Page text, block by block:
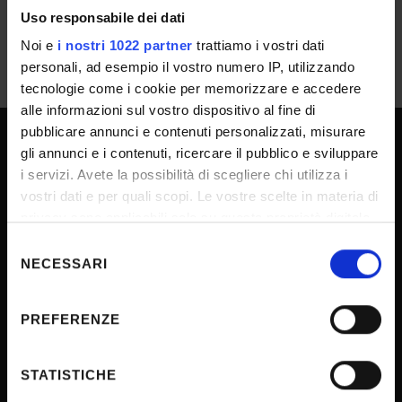
Uso responsabile dei dati
Noi e i nostri 1022 partner trattiamo i vostri dati
personali, ad esempio il vostro numero IP, utilizzando
tecnologie come i cookie per memorizzare e accedere
alle informazioni sul vostro dispositivo al fine di
pubblicare annunci e contenuti personalizzati, misurare
gli annunci e i contenuti, ricercare il pubblico e sviluppare
i servizi. Avete la possibilità di scegliere chi utilizza i
vostri dati e per quali scopi. Le vostre scelte in materia di
modificare o revocare il proprio consenso in qualsiasi
momento dalla Dichiarazione sui cookie o facendo clic
raccogliere informazioni sulla tua posizione
geografica, con un'approssimazione di qualche
delNECESSARI
PREFERENZE
STATISTICHE
UNIVERSITY SERVICES
Official University Register
Procurement
Terms and conditions